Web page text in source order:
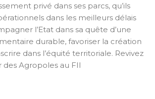
privé dans ses parcs, qu’ils
dans les meilleurs délais
l’Etat dans sa quête d’une
durable, favoriser la création
dans l’équité territoriale. Revivez
des Agropoles au FII